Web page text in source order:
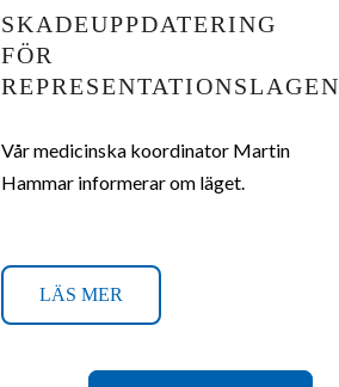
SKADEUPPDATERING
FÖR
REPRESENTATIONSLAGEN
Vår medicinska koordinator Martin
Hammar informerar om läget.
LÄS MER